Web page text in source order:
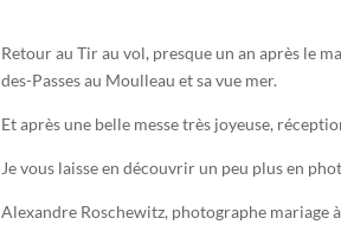
Retour au Tir au vol, presque un an après le
des-Passes au Moulleau et sa vue mer.
Et après une belle messe très joyeuse,
Je vous laisse en découvrir un peu plus en
Alexandre Roschewitz, photographe mariage